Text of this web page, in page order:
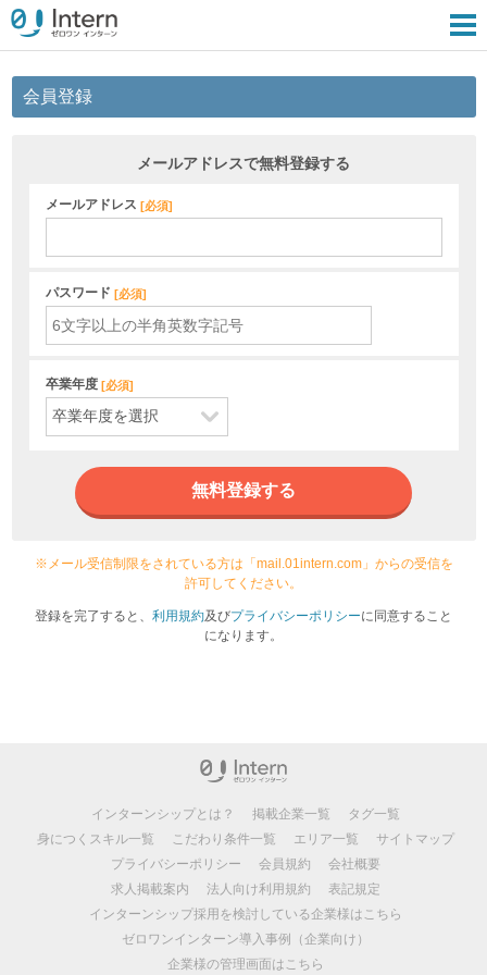
会員登録
メールアドレスで無料登録する
メールアドレス [必須]
パスワード [必須]
卒業年度 [必須]
無料登録する
※メール受信制限をされている方は「mail.01intern.com」からの受信を
許可してください。
登録を完了すると、 利用規約及びプライバシーポリシーに同意すること
になります。
インターンシップとは？ 掲載企業一覧
タグ一覧
身につくスキル一覧
こだわり条件一覧 エリア一覧
サイトマップ
プライバシーポリシー
会員規約
会社概要
求人掲載案内
法人向け利用規約
表記規定
インターンシップ採用を検討している企業様はこちら
ゼロワンインターン導入事例（企業向け）
企業様の管理画面はこちら